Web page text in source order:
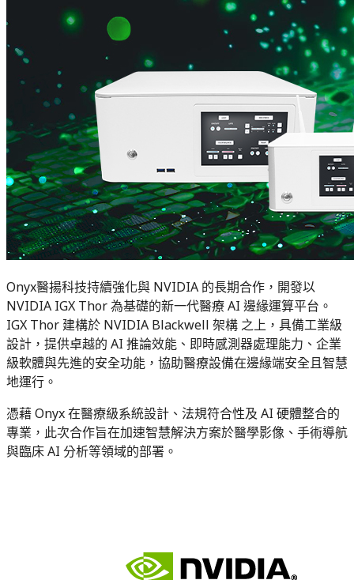
Onyx醫揚科技持續強化與 NVIDIA 的長期合作，開發以
NVIDIA IGX Thor 為基礎的新一代醫療 AI 邊緣運算平台。
IGX Thor 建構於 NVIDIA Blackwell 架構 之上，具備工業級
設計，提供卓越的 AI 推論效能、即時感測器處理能力、企業
級軟體與先進的安全功能，協助醫療設備在邊緣端安全且智慧
地運行。
憑藉 Onyx 在醫療級系統設計、法規符合性及 AI 硬體整合的
專業，此次合作旨在加速智慧解決方案於醫學影像、手術導航
與臨床 AI 分析等領域的部署。